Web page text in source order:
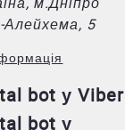
5
bot у Viber
bot у